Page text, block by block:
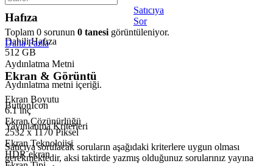
Hafıza
Dahili Hafıza
512 GB
Ekran & Görüntü
Ekran Boyutu
6.1 inç
Ekran Çözünürlüğü
2532 x 1170 Piksel
Ekran Teknolojisi
HDR ekran
Satıcıya
Sor
Toplam 0 sorunun 0 tanesi görüntüleniyor.
Daha Fazla
Aydınlatma Metni
Aydınlatma metni içeriği.
ButtonIcon
Yayınlanma Kriterleri
Satıcıya sorulacak soruların aşağıdaki kriterlere uygun olması
gerekmektedir, aksi taktirde yazmış olduğunuz sorularınız yayına